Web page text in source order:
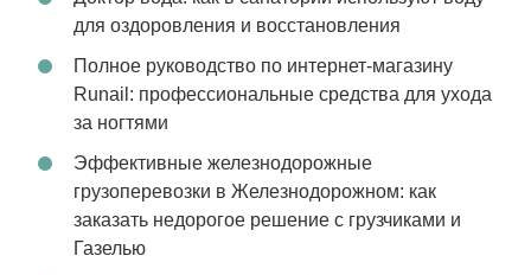
для оздоровления и восстановления
Полное руководство по интернет-магазину
Runail: профессиональные средства для ухода
за ногтями
Эффективные железнодорожные
грузоперевозки в Железнодорожном: как
заказать недорогое решение с грузчиками и
Газелью